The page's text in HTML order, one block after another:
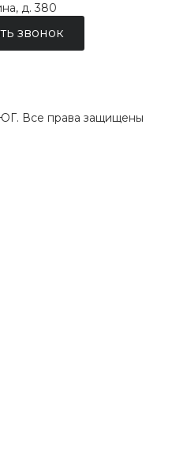
д. 380
звонок
Все права защищены